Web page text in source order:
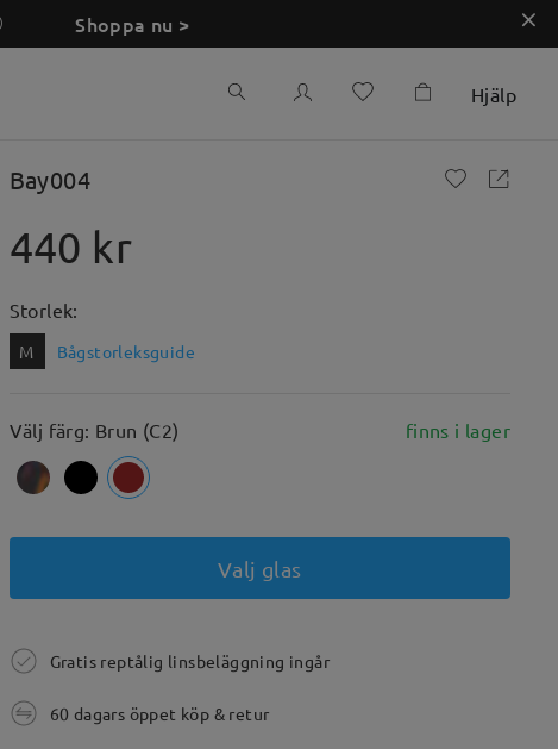
Shoppa nu >
Hjälp
Bay004
440 kr
Storlek:
M Bågstorleksguide
Välj färg: Brun (C2) finns i lager
Valj glas
Gratis reptålig linsbeläggning ingår
60 dagars öppet köp & retur